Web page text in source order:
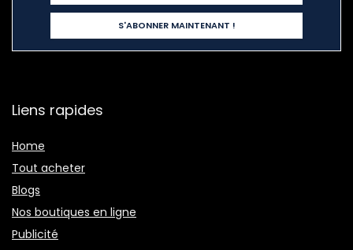
Liens rapides
Home
Tout acheter
Blogs
Nos boutiques en ligne
Publicité